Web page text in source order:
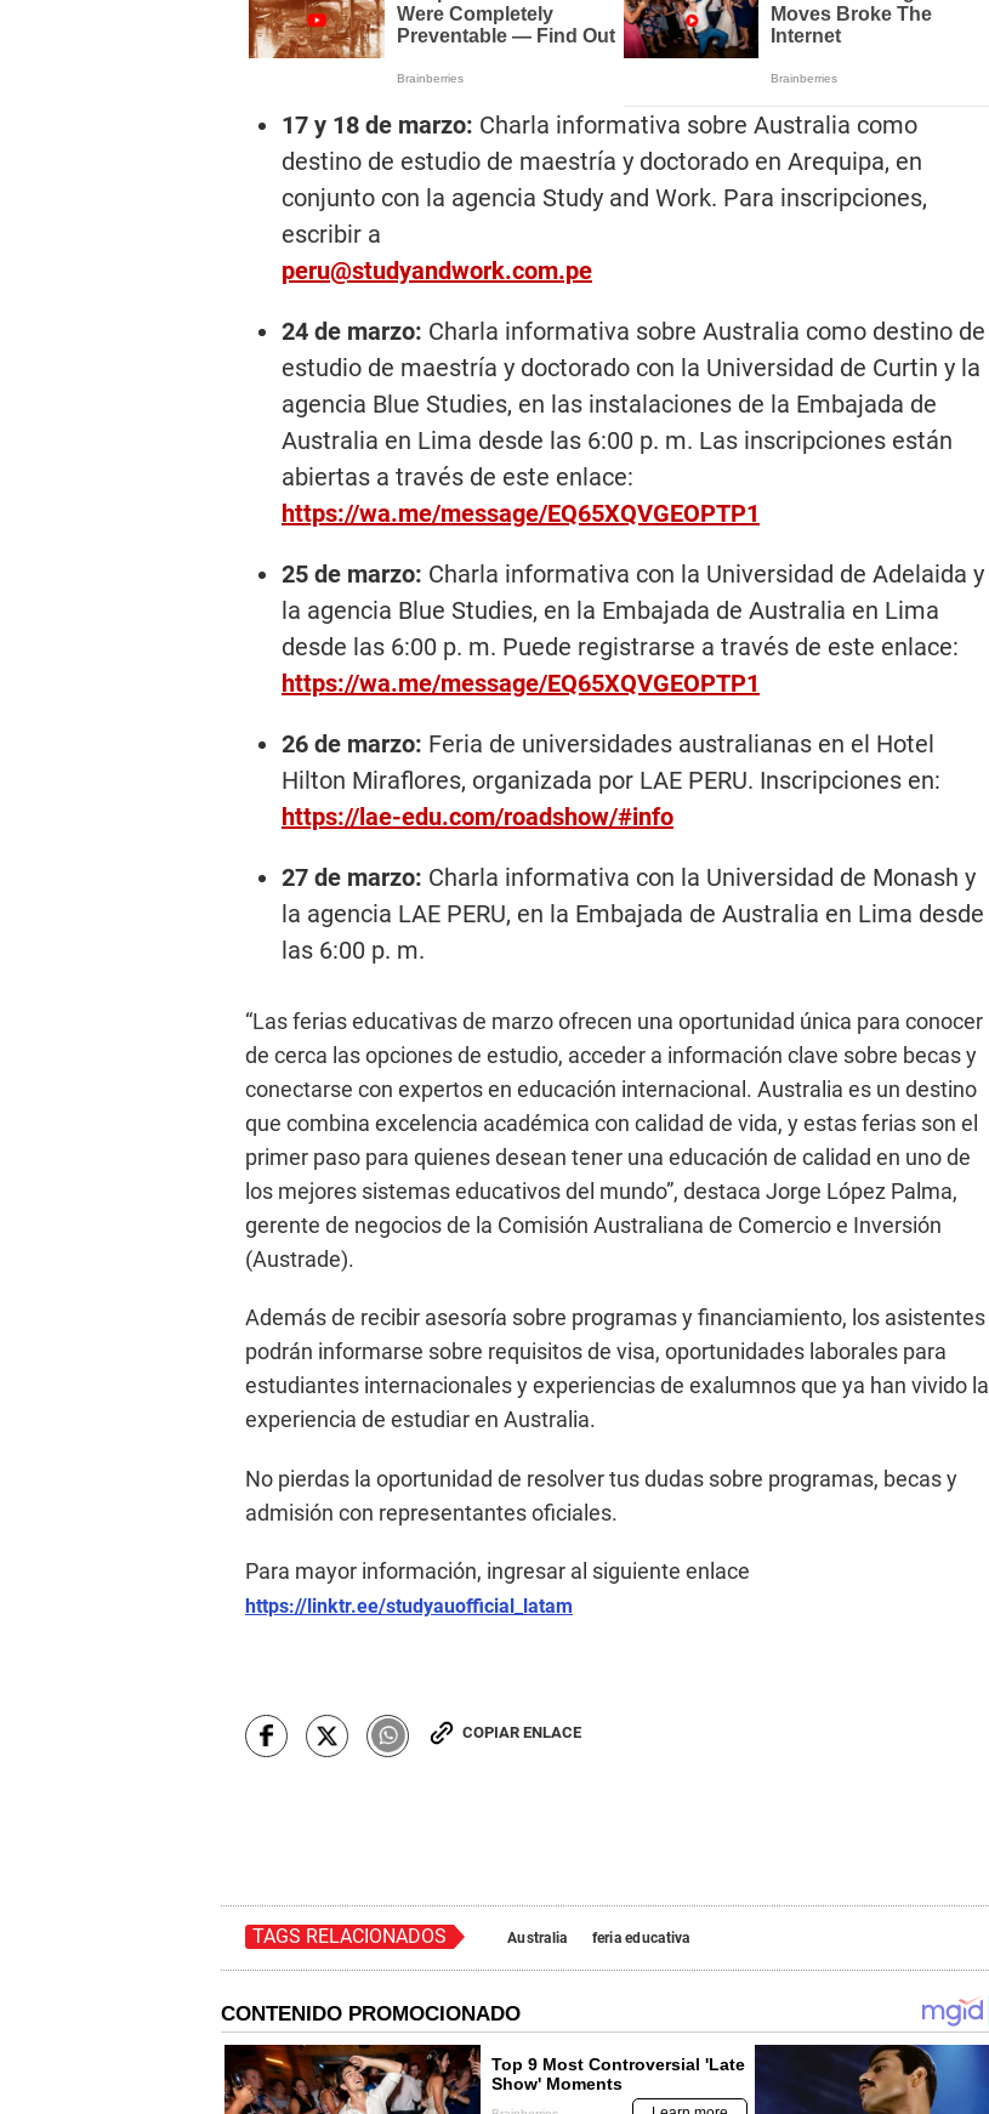
17 y 18 de marzo: Charla informativa sobre Australia como
destino de estudio de maestría y doctorado en Arequipa, en
conjunto con la agencia Study and Work. Para inscripciones,
escribir a
peru@studyandwork.com.pe
24 de marzo: Charla informativa sobre Australia como destino de
estudio de maestría y doctorado con la Universidad de Curtin y la
agencia Blue Studies, en las instalaciones de la Embajada de
Australia en Lima desde las 6:00 p. m. Las inscripciones están
abiertas a través de este enlace:
https://wa.me/message/EQ65XQVGEOPTP1
25 de marzo: Charla informativa con la Universidad de Adelaida y
la agencia Blue Studies, en la Embajada de Australia en Lima
desde las 6:00 p. m. Puede registrarse a través de este enlace:
https://wa.me/message/EQ65XQVGEOPTP1
26 de marzo: Feria de universidades australianas en el Hotel
Hilton Miraflores, organizada por LAE PERU. Inscripciones en:
https://lae-edu.com/roadshow/#info
27 de marzo: Charla informativa con la Universidad de Monash y
la agencia LAE PERU, en la Embajada de Australia en Lima desde
las 6:00 p. m.
“Las ferias educativas de marzo ofrecen una oportunidad única para conocer
de cerca las opciones de estudio, acceder a información clave sobre becas y
conectarse con expertos en educación internacional. Australia es un destino
que combina excelencia académica con calidad de vida, y estas ferias son el
primer paso para quienes desean tener una educación de calidad en uno de
los mejores sistemas educativos del mundo”, destaca Jorge López Palma,
gerente de negocios de la Comisión Australiana de Comercio e Inversión
(Austrade).
Además de recibir asesoría sobre programas y financiamiento, los asistentes
podrán informarse sobre requisitos de visa, oportunidades laborales para
estudiantes internacionales y experiencias de exalumnos que ya han vivido la
experiencia de estudiar en Australia.
No pierdas la oportunidad de resolver tus dudas sobre programas, becas y
admisión con representantes oficiales.
Para mayor información, ingresar al siguiente enlace
https://linktr.ee/studyauofficial_latam
COPIAR ENLACE
TAGS RELACIONADOS Australia feria educativa